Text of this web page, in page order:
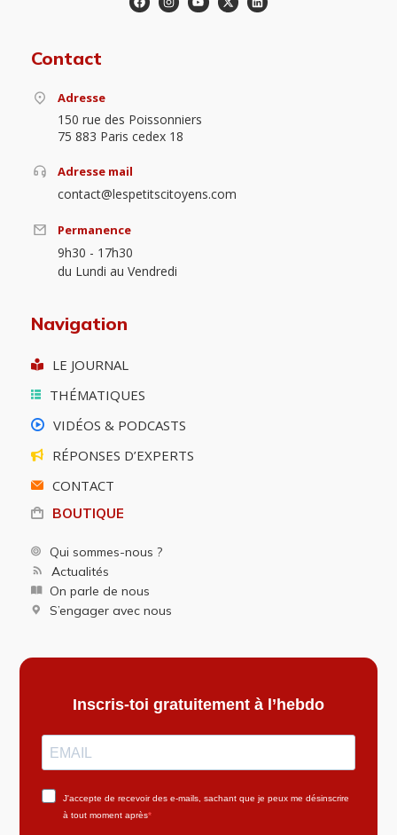
Contact
Adresse
150 rue des Poissonniers
75 883 Paris cedex 18
Adresse mail
contact@lespetitscitoyens.com
Permanence
9h30 - 17h30
du Lundi au Vendredi
Navigation
LE JOURNAL
THÉMATIQUES
VIDÉOS & PODCASTS
RÉPONSES D’EXPERTS
CONTACT
BOUTIQUE
Qui sommes-nous ?
Actualités
On parle de nous
S’engager avec nous